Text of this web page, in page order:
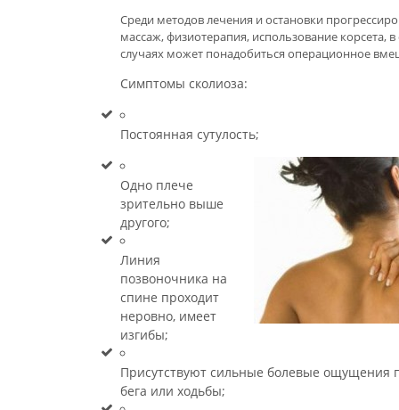
Среди методов лечения и остановки
массаж, физиотерапия, использование корсета,
случаях может понадобиться операционное
Симптомы сколиоза:
Постоянная сутулость;
Одно плече
зрительно выше
другого;
Линия
позвоночника на
спине проходит
неровно, имеет
изгибы;
Присутствуют сильные болевые ощущения
бега или ходьбы;